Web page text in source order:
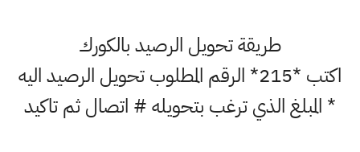
طريقة تحويل الرصيد بالكورك
اكتب *215* الرقم المطلوب تحويل الرصيد اليه
* المبلغ الذي ترغب بتحويله # اتصال ثم تاكيد